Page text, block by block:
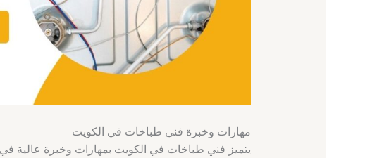
مهارات وخبرة فني طباخات في الكويت
يتميز فني طباخات في الكويت بمهارات وخبرة عالية